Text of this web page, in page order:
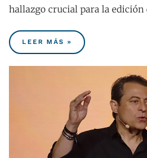
hallazgo crucial para la edición
LEER MÁS »